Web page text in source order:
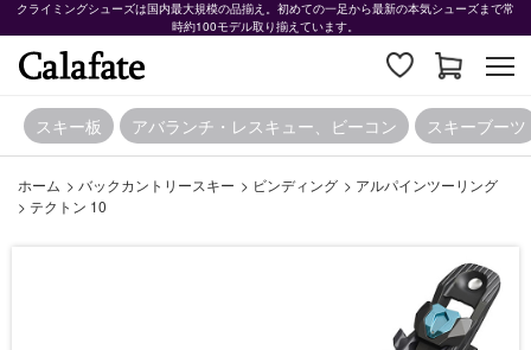
クライミングシューズは国内最大規模の品揃え。初めての一足から最新の本気シューズまで常
時約100モデル取り揃えています。
スキー板 アバランチ・レスキュー、ビーコン スキーブーツ
ホーム > バックカントリースキー > ビンディング > アルパインツーリング
> テクトン 10